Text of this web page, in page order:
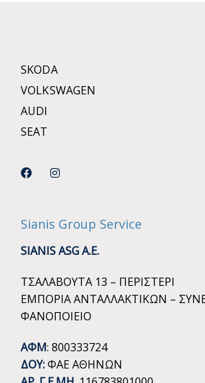
SKODA
VOLKSWAGEN
AUDI
SEAT
Sianis Group Service
SIANIS ASG A.E.
ΤΣΑΛΑΒΟΥΤΑ 13 – ΠΕΡΙΣΤΕΡΙ
ΕΜΠΟΡΙΑ ΑΝΤΑΛΛΑΚΤΙΚΩΝ –
ΦΑΝΟΠΟΙΕΙΟ
ΑΦΜ: 800333724
ΔΟΥ:ΦΑΕ ΑΘΗΝΩΝ